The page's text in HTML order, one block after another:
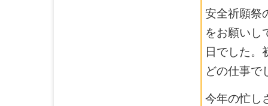
安全祈願祭
をお願いし
日でした。
どの仕事で
今年の忙し